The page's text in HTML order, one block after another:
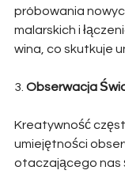
próbowania
malarskich i
wina, co skutkuje
3. Obserwacja
Kreatywność
umiejętności
otaczającego nas